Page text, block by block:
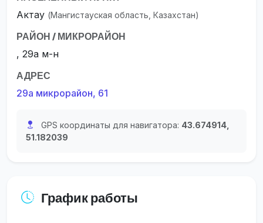
Актау (Мангистауская область, Казахстан)
РАЙОН / МИКРОРАЙОН
, 29а м-н
АДРЕС
29а микрорайон, 61
GPS координаты для навигатора: 43.674914,
51.182039
График работы